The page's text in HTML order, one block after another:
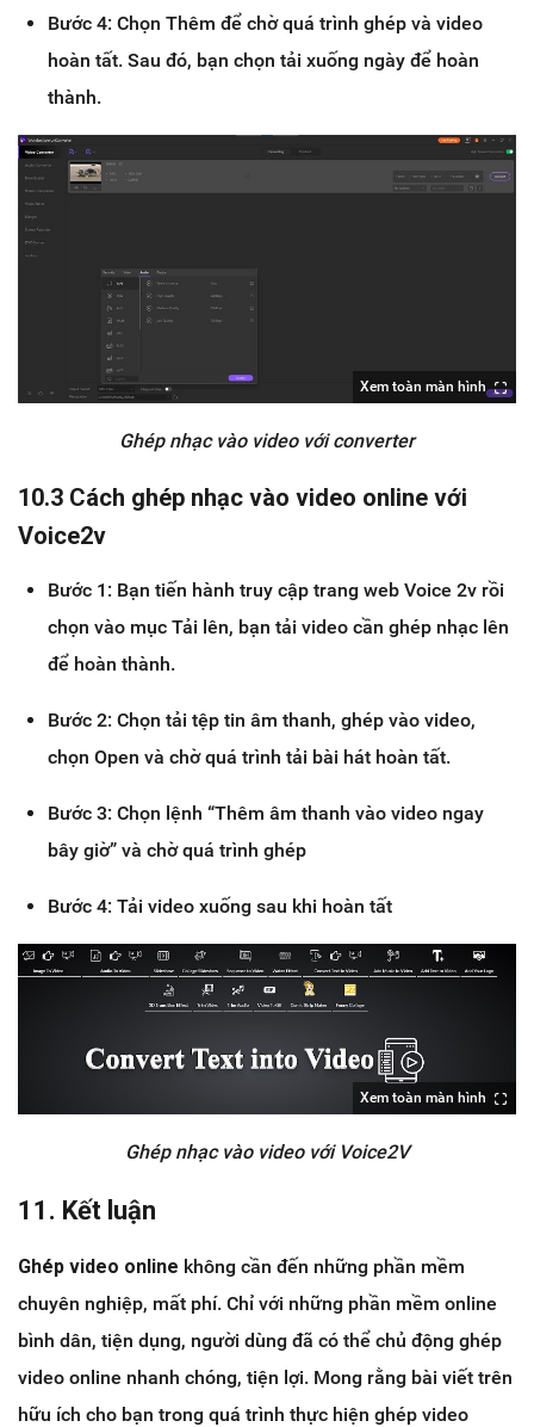
Bước 4: Chọn Thêm để chờ quá trình ghép và video
hoàn tất. Sau đó, bạn chọn tải xuống ngày để hoàn
thành.
Xem toàn màn hình
Ghép nhạc vào video với converter
10.3 Cách ghép nhạc vào video online với
Voice2v
Bước 1: Bạn tiến hành truy cập trang web Voice 2v rồi
chọn vào mục Tải lên, bạn tải video cần ghép nhạc lên
để hoàn thành.
Bước 2: Chọn tải tệp tin âm thanh, ghép vào video,
chọn Open và chờ quá trình tải bài hát hoàn tất.
Bước 3: Chọn lệnh “Thêm âm thanh vào video ngay
bây giờ” và chờ quá trình ghép
Bước 4: Tải video xuống sau khi hoàn tất
Xem toàn màn hình
Ghép nhạc vào video với Voice2V
11. Kết luận
Ghép video online không cần đến những phần mềm
chuyên nghiệp, mất phí. Chỉ với những phần mềm online
bình dân, tiện dụng, người dùng đã có thể chủ động ghép
video online nhanh chóng, tiện lợi. Mong rằng bài viết trên
hữu ích cho bạn trong quá trình thực hiện ghép video